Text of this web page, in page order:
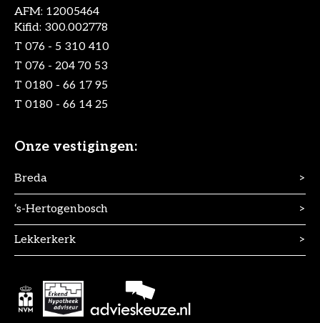
AFM: 12005464
Kifid: 300.002778
T 076 - 5 310 410
T 076 - 204 70 53
T 0180 - 66 17 95
T 0180 - 66 14 25
Onze vestigingen:
Breda >
‘s-Hertogenbosch >
Lekkerkerk >